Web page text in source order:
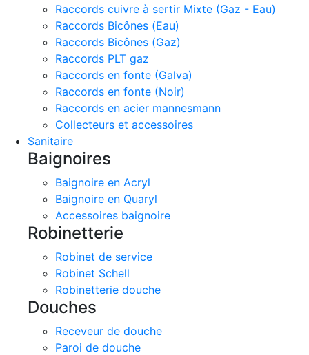
Raccords cuivre à sertir Mixte (Gaz - Eau)
Raccords Bicônes (Eau)
Raccords Bicônes (Gaz)
Raccords PLT gaz
Raccords en fonte (Galva)
Raccords en fonte (Noir)
Raccords en acier mannesmann
Collecteurs et accessoires
Sanitaire
Baignoires
Baignoire en Acryl
Baignoire en Quaryl
Accessoires baignoire
Robinetterie
Robinet de service
Robinet Schell
Robinetterie douche
Douches
Receveur de douche
Paroi de douche